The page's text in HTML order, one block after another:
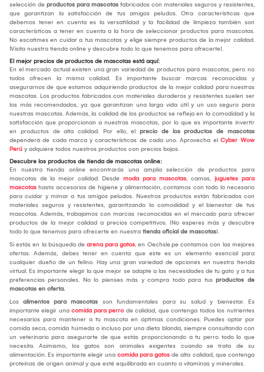
selección de productos para mascotas fabricados con materiales seguros y resistentes,
que garantizan la satisfacción de tus amigos peludos. Otra características que
debemos tener en cuenta es la versatilidad y la facilidad de limpieza también son
características a tener en cuenta a la hora de seleccionar productos para mascotas.
No escatimes en cuidar a tus mascotas y elige siempre productos de la mejor calidad.
¡Visita nuestra tienda online y descubre todo lo que tenemos para ofrecerte!.
El mejor precios de productos de mascotas está aquí:
En el mercado actual existen una gran variedad de productos para mascotas, pero no
todos ofrecen la misma calidad. Es importante buscar marcas reconocidas y
asegurarnos de que estamos adquiriendo productos de la mejor calidad para nuestras
mascotas. Los productos fabricados con materiales duraderos y resistentes suelen ser
los más recomendados, ya que garantizan una larga vida útil y un uso seguro para
nuestras mascotas. Además, la calidad de los productos se refleja en la comodidad y la
satisfacción que proporcionan a nuestras mascotas, por lo que es importante invertir
en productos de alta calidad. Por ello, el precio de los productos de mascotas
dependerá de cada marca y características de cada uno. Aprovecha el Cyber Wow
Perú y adquiere todos nuestros productos con precios bajos.
Descubre los productos de tienda de mascotas online:
En nuestra tienda online encontrarás una amplia selección de productos para
mascotas de la mejor calidad. Desde moda para mascotas, camas, juguetes para
mascotas hasta accesorios de higiene y alimentación, contamos con todo lo necesario
para cuidar y mimar a tus amigos peludos. Nuestros productos están fabricados con
materiales seguros y resistentes, garantizando la comodidad y el bienestar de tus
mascotas. Además, trabajamos con marcas reconocidas en el mercado para ofrecer
productos de la mejor calidad a precios competitivos. ¡No esperes más y descubre
todo lo que tenemos para ofrecerte en nuestra tienda oficial de mascotas!.
Si estás en la búsqueda de arena para gatos, en Oechsle.pe contamos con las mejores
ofertas. Además, debes tener en cuenta que este es un elemento esencial para
cualquier dueño de un felino. Hay una gran variedad de opciones en nuestra tienda
virtual. Es importante elegir la que mejor se adapte a las necesidades de tu gato y a tus
preferencias personales. No lo pienses más y compra todo para tus productos de
mascotas en oferta.
Los alimentos para mascotas son fundamentales para su salud y bienestar. Es
importante elegir una comida para perro de calidad, que contenga todos los nutrientes
necesarios para mantener a tu mascota en óptimas condiciones. Puedes optar por
comida seca, comida húmeda o incluso por una dieta blanda, siempre consultando con
un veterinario para asegurarte de que estás proporcionando a tu perro todo lo que
necesita. Asimismo, los gatos son animales exigentes cuando se trata de su
alimentación. Es importante elegir una comida para gatos de alta calidad, que contenga
proteínas de origen animal y que esté equilibrada en cuanto a vitaminas y minerales.